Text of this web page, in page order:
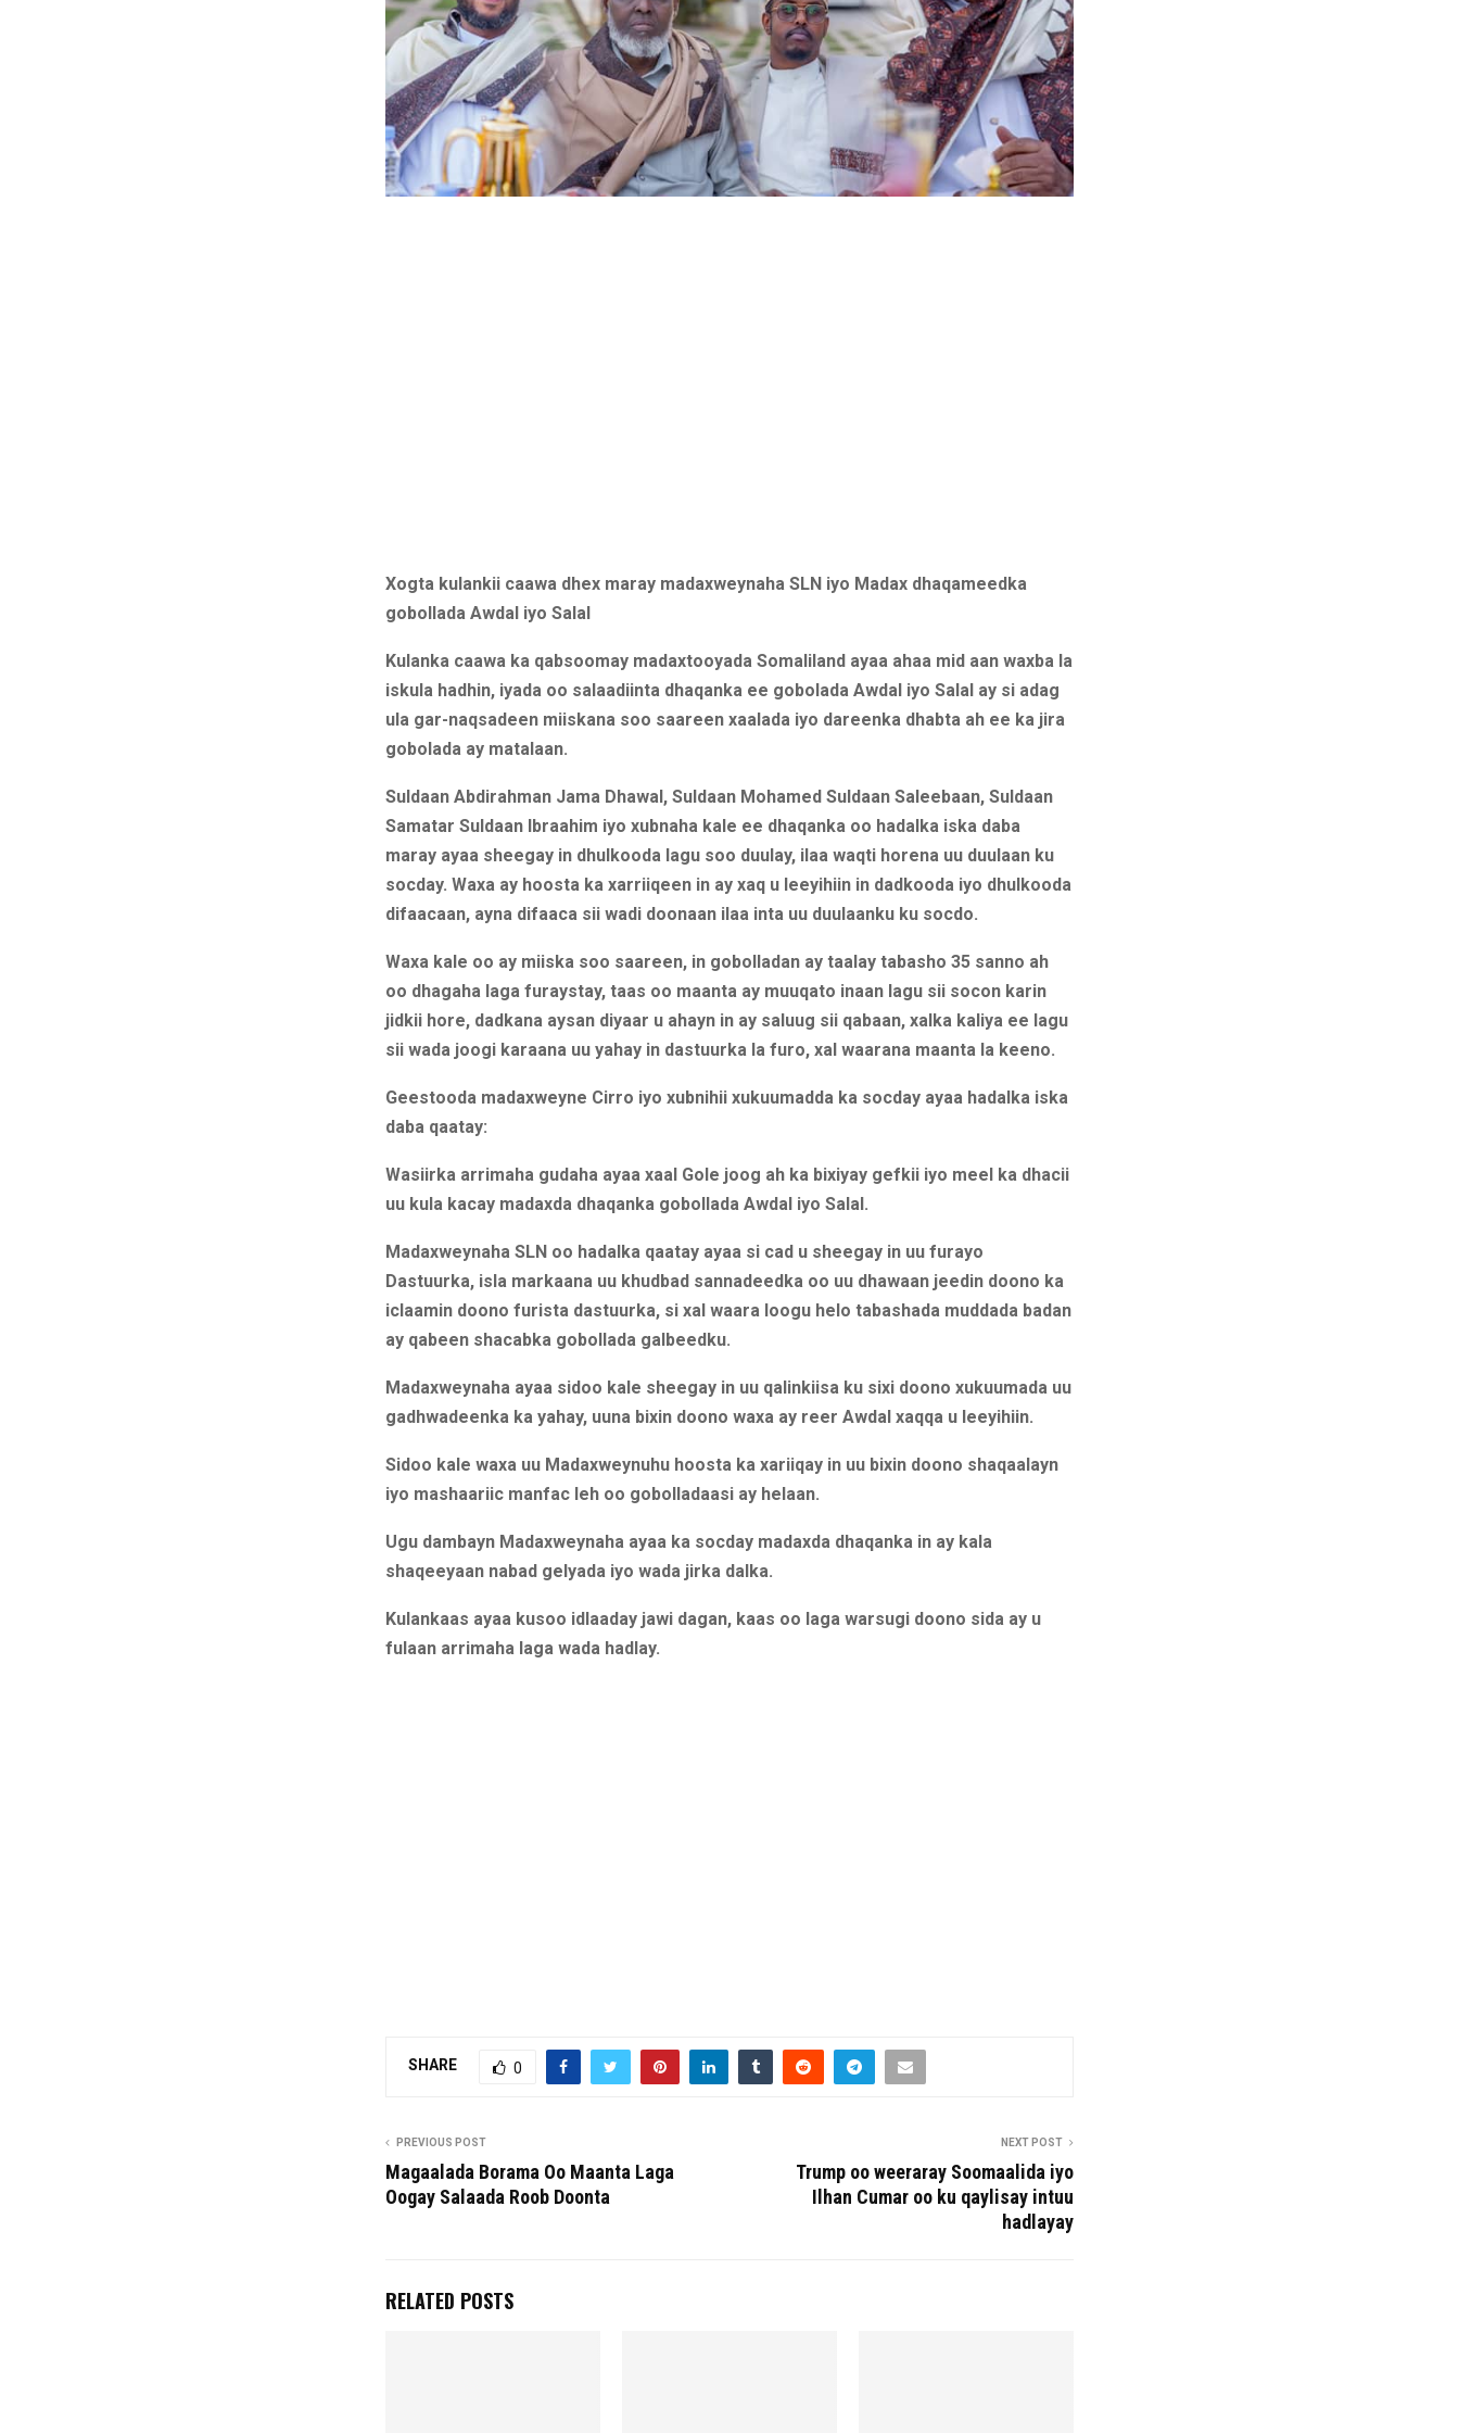
Xogta kulankii caawa dhex maray madaxweynaha SLN iyo Madax dhaqameedka
gobollada Awdal iyo Salal
Kulanka caawa ka qabsoomay madaxtooyada Somaliland ayaa ahaa mid aan waxba la
iskula hadhin, iyada oo salaadiinta dhaqanka ee gobolada Awdal iyo Salal ay si adag
ula gar-naqsadeen miiskana soo saareen xaalada iyo dareenka dhabta ah ee ka jira
gobolada ay matalaan.
Suldaan Abdirahman Jama Dhawal, Suldaan Mohamed Suldaan Saleebaan, Suldaan
Samatar Suldaan Ibraahim iyo xubnaha kale ee dhaqanka oo hadalka iska daba
maray ayaa sheegay in dhulkooda lagu soo duulay, ilaa waqti horena uu duulaan ku
socday. Waxa ay hoosta ka xarriiqeen in ay xaq u leeyihiin in dadkooda iyo dhulkooda
difaacaan, ayna difaaca sii wadi doonaan ilaa inta uu duulaanku ku socdo.
Waxa kale oo ay miiska soo saareen, in gobolladan ay taalay tabasho 35 sanno ah
oo dhagaha laga furaystay, taas oo maanta ay muuqato inaan lagu sii socon karin
jidkii hore, dadkana aysan diyaar u ahayn in ay saluug sii qabaan, xalka kaliya ee lagu
sii wada joogi karaana uu yahay in dastuurka la furo, xal waarana maanta la keeno.
Geestooda madaxweyne Cirro iyo xubnihii xukuumadda ka socday ayaa hadalka iska
daba qaatay:
Wasiirka arrimaha gudaha ayaa xaal Gole joog ah ka bixiyay gefkii iyo meel ka dhacii
uu kula kacay madaxda dhaqanka gobollada Awdal iyo Salal.
Madaxweynaha SLN oo hadalka qaatay ayaa si cad u sheegay in uu furayo
Dastuurka, isla markaana uu khudbad sannadeedka oo uu dhawaan jeedin doono ka
iclaamin doono furista dastuurka, si xal waara loogu helo tabashada muddada badan
ay qabeen shacabka gobollada galbeedku.
Madaxweynaha ayaa sidoo kale sheegay in uu qalinkiisa ku sixi doono xukuumada uu
gadhwadeenka ka yahay, uuna bixin doono waxa ay reer Awdal xaqqa u leeyihiin.
Sidoo kale waxa uu Madaxweynuhu hoosta ka xariiqay in uu bixin doono shaqaalayn
iyo mashaariic manfac leh oo gobolladaasi ay helaan.
Ugu dambayn Madaxweynaha ayaa ka socday madaxda dhaqanka in ay kala
shaqeeyaan nabad gelyada iyo wada jirka dalka.
Kulankaas ayaa kusoo idlaaday jawi dagan, kaas oo laga warsugi doono sida ay u
fulaan arrimaha laga wada hadlay.
SHARE 0
PREVIOUS POST
Magaalada Borama Oo Maanta Laga
Oogay Salaada Roob Doonta
NEXT POST
Trump oo weeraray Soomaalida iyo
Ilhan Cumar oo ku qaylisay intuu
hadlayay
RELATED POSTS